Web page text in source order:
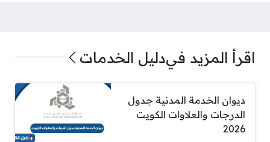
اقرأ المزيد فيدليل الخدمات
ديوان الخدمة المدنية جدول
الدرجات والعلاوات الكويت
2026